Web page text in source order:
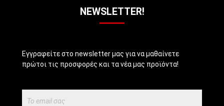
NEWSLETTER!
Εγγραφείτε στο newsletter μας για να μαθαίνετε
πρώτοι τις προσφορές και τα νέα μας προϊόντα!